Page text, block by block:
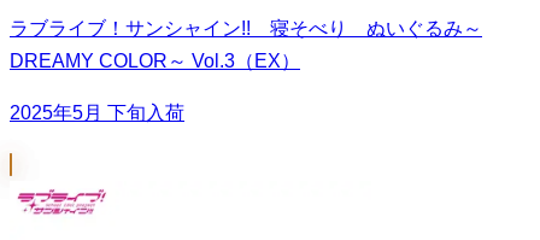
ラブライブ！サンシャイン!! 寝そべり ぬいぐるみ～
DREAMY COLOR～ Vol.3（EX）
2025年5月 下旬入荷